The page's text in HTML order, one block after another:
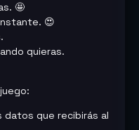
🤩
😍
quieras.
datos que recibirás al